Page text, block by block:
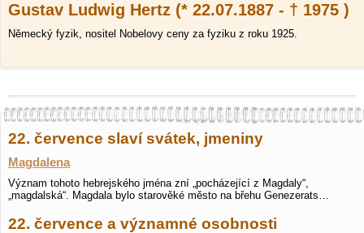
Gustav Ludwig Hertz (* 22.07.1887 - † 1975 )
Německý fyzik, nositel Nobelovy ceny za fyziku z roku 1925.
22. července slaví svátek, jmeniny
Magdalena
Význam tohoto hebrejského jména zní „pocházející z Magdaly“,
„magdalská“. Magdala bylo starověké město na břehu Genezerats…
22. července a významné osobnosti